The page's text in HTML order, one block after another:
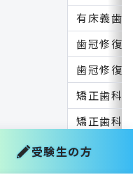
受験生の方
有床義歯
歯冠修復
歯冠修復
矯正歯科
矯正歯科
小児歯科
小児歯科